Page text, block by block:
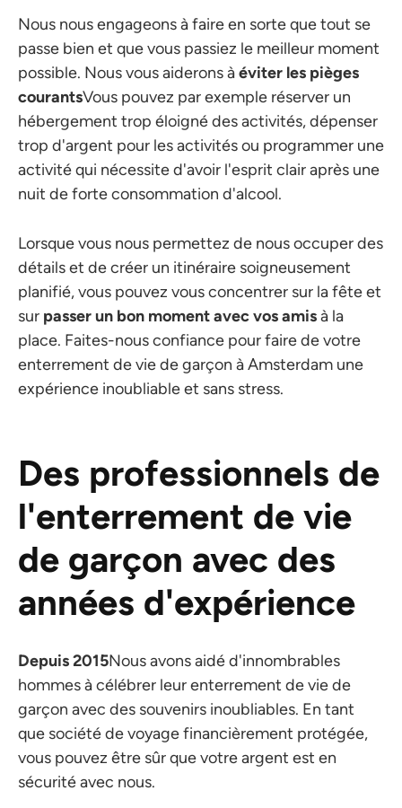
Nous nous engageons à faire en sorte que tout se
passe bien et que vous passiez le meilleur moment
possible. Nous vous aiderons àéviter les pièges
courantsVous pouvez par exemple réserver un
hébergement trop éloigné des activités, dépenser
trop d'argent pour les activités ou programmer une
activité qui nécessite d'avoir l'esprit clair après une
nuit de forte consommation d'alcool.
Lorsque vous nous permettez de nous occuper des
détails et de créer un itinéraire soigneusement
planifié, vous pouvez vous concentrer sur la fête et
sur passer un bon moment avec vos amisà la
place. Faites-nous confiance pour faire de votre
enterrement de vie de garçon à Amsterdam une
expérience inoubliable et sans stress.
Des professionnels de
l'enterrement de vie
de garçon avec des
années d'expérience
Depuis 2015Nous avons aidé d'innombrables
hommes à célébrer leur enterrement de vie de
garçon avec des souvenirs inoubliables. En tant
que société de voyage financièrement protégée,
vous pouvez être sûr que votre argent est en
sécurité avec nous.